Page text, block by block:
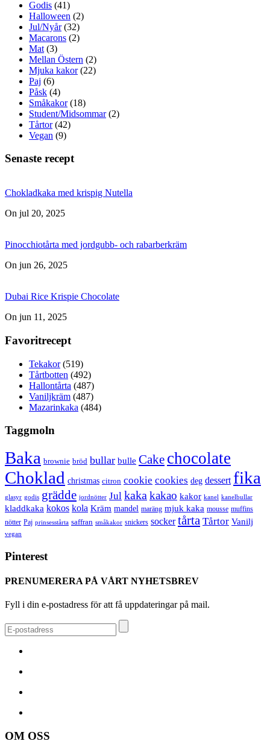
Godis (41)
Halloween (2)
Jul/Nyår(32)
Macarons (2)
Mat (3)
Mellan Östern (2)
Mjuka kakor(22)
Paj (6)
Påsk (4)
Småkakor(18)
Student/Midsommar(2)
Tårtor(42)
Vegan (9)
Senaste recept
Chokladkaka med krispig Nutella
On jul 20, 2025
Pinocchiotårta med jordgubb- och rabarberkräm
On jun 26, 2025
Dubai Rice Krispie Chocolate
On jun 11, 2025
Favoritrecept
Tekakor(519)
Tårtbotten (492)
Hallontårta (487)
Vaniljkräm (487)
Mazarinkaka (484)
Taggmoln
Baka brownie bröd bullar bulle Cake chocolate
Choklad christmas citron cookie cookies deg dessert fika
glasyr godis grädde jordnötter Jul kaka kakao kakor kanel kanelbullar
kladdkaka kokos kola Kräm mandel maräng mjuk kaka mousse muffins
nötter Paj prinsesstårta saffran småkakor snickers socker tårta Tårtor Vanilj
vegan
Pinterest
PRENUMERERA PÅ VÅRT NYHETSBREV
Fyll i din e-postadress för att få uppdateringar på mail.
OM OSS